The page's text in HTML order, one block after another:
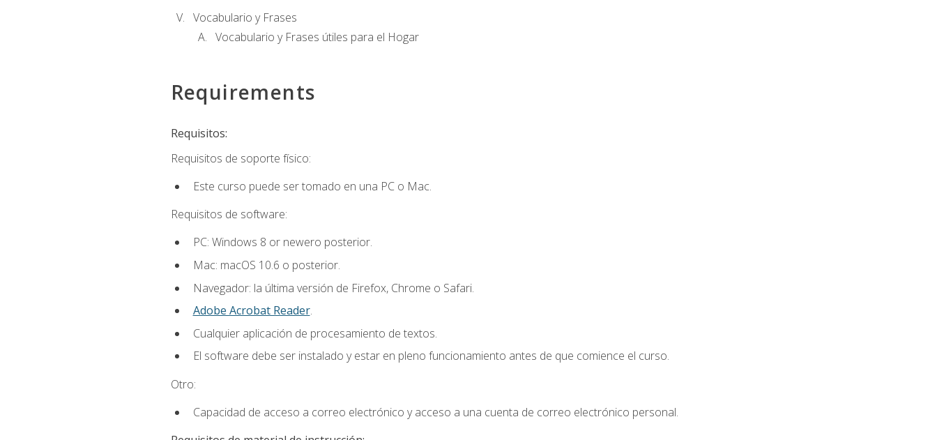
Vocabulario y Frases
Vocabulario y Frases útiles para el Hogar
Requirements
Requisitos:
Requisitos de soporte físico:
Este curso puede ser tomado en una PC o Mac.
Requisitos de software:
PC: Windows 8 or newero posterior.
Mac: macOS 10.6 o posterior.
Navegador: la última versión de Firefox, Chrome o Safari.
Adobe Acrobat Reader.
Cualquier aplicación de procesamiento de textos.
El software debe ser instalado y estar en pleno funcionamiento antes de que comience el curso.
Otro:
Capacidad de acceso a correo electrónico y acceso a una cuenta de correo electrónico personal.